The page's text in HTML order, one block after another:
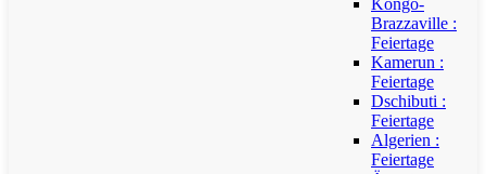
Kongo-
Brazzaville :
Feiertage
Kamerun :
Feiertage
Dschibuti :
Feiertage
Algerien :
Feiertage